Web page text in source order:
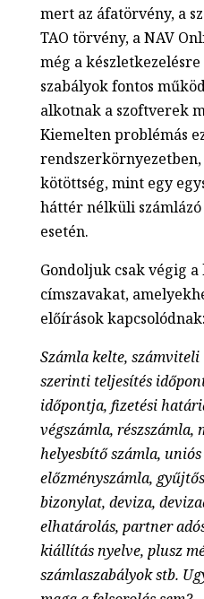
mert az áfatörvény, a
TAO törvény, a NAV
még a
szabályok fontos
alkotnak a szoftverek
Kiemelten problémás
kötöttség, mint egy
háttér nélküli
esetén.
Gondoljuk csak végig
címszavakat,
előírások kapcsolódnak:
Számla kelte,
szerinti teljesítés
időpontja, fizetési
végszámla, részszámla,
helyesbítő számla,
előzményszámla,
bizonylat, deviza,
elhatárolás, partner
kiállítás nyelve, plusz
számlaszabályok stb.